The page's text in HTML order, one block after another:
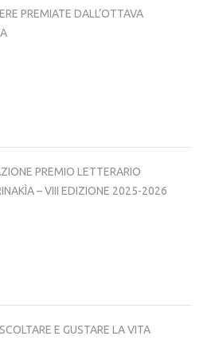
PREMIATE DALL’OTTAVA
PREMIO LETTERARIO
– VIII EDIZIONE 2025-2026
E GUSTARE LA VITA